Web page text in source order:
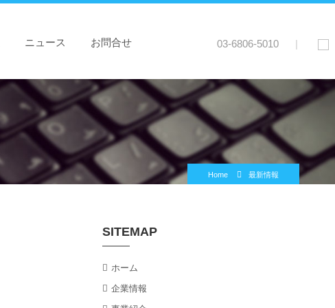
ニュース お問合せ 03-6806-5010 |
Home 最新情報
SITEMAP
ホーム
企業情報